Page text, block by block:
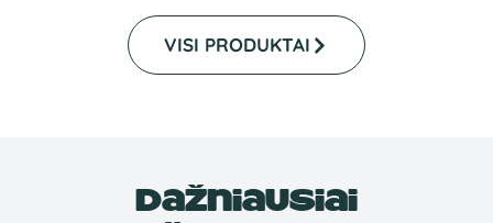
VISI PRODUKTAI
Dažniausiai